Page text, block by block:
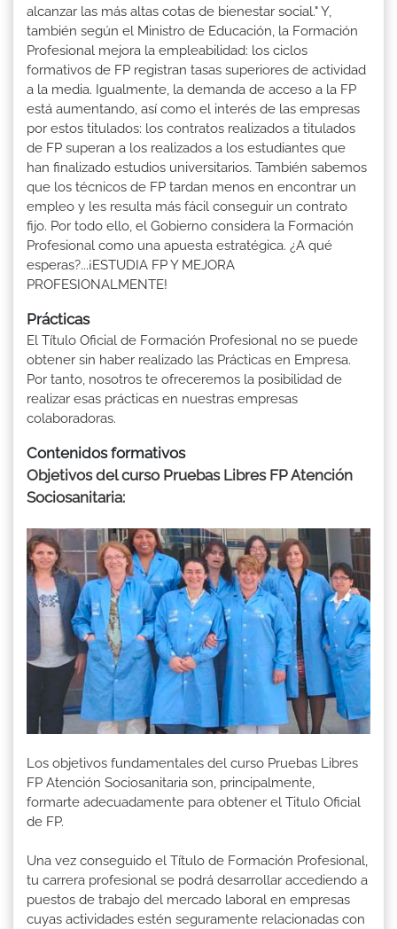
alcanzar las más altas cotas de bienestar social." Y,
también según el Ministro de Educación, la Formación
Profesional mejora la empleabilidad: los ciclos
formativos de FP registran tasas superiores de actividad
a la media. Igualmente, la demanda de acceso a la FP
está aumentando, así como el interés de las empresas
por estos titulados: los contratos realizados a titulados
de FP superan a los realizados a los estudiantes que
han finalizado estudios universitarios. También sabemos
que los técnicos de FP tardan menos en encontrar un
empleo y les resulta más fácil conseguir un contrato
fijo. Por todo ello, el Gobierno considera la Formación
Profesional como una apuesta estratégica. ¿A qué
esperas?...¡ESTUDIA FP Y MEJORA
PROFESIONALMENTE!
Prácticas
El Título Oficial de Formación Profesional no se puede
obtener sin haber realizado las Prácticas en Empresa.
Por tanto, nosotros te ofreceremos la posibilidad de
realizar esas prácticas en nuestras empresas
colaboradoras.
Contenidos formativos
Objetivos del curso Pruebas Libres FP Atención
Sociosanitaria:
Los objetivos fundamentales del curso Pruebas Libres
FP Atención Sociosanitaria son, principalmente,
formarte adecuadamente para obtener el Titulo Oficial
de FP.
Una vez conseguido el Título de Formación Profesional,
tu carrera profesional se podrá desarrollar accediendo a
puestos de trabajo del mercado laboral en empresas
cuyas actividades estén seguramente relacionadas con